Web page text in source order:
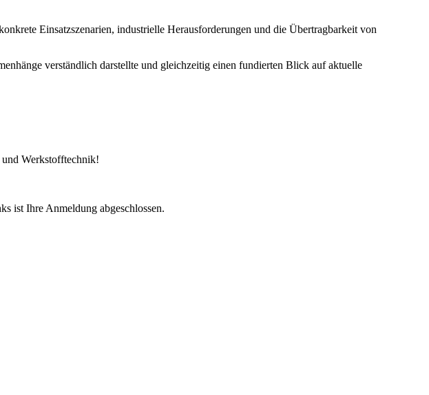
Einsatzszenarien, industrielle Herausforderungen und die Übertragbarkeit von
verständlich darstellte und gleichzeitig einen fundierten Blick auf aktuelle
Werkstofftechnik!
ist Ihre Anmeldung abgeschlossen.